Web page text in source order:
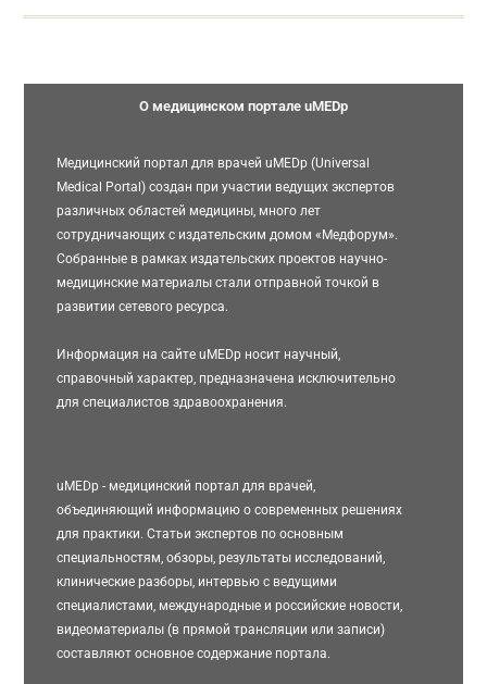
О медицинском портале uMEDp
Медицинский портал для врачей uMEDp (Universal
Medical Portal) создан при участии ведущих экспертов
различных областей медицины, много лет
сотрудничающих с издательским домом «Медфорум».
Собранные в рамках издательских проектов научно-
медицинские материалы стали отправной точкой в
развитии сетевого ресурса.
Информация на сайте uMEDp носит научный,
справочный характер, предназначена исключительно
для специалистов здравоохранения.
uMEDp - медицинский портал для врачей,
объединяющий информацию о современных решениях
для практики. Статьи экспертов по основным
специальностям, обзоры, результаты исследований,
клинические разборы, интервью с ведущими
специалистами, международные и российские новости,
видеоматериалы (в прямой трансляции или записи)
составляют основное содержание портала.